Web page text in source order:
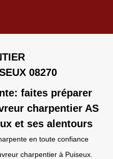
08270
faites préparer
charpentier AS
et ses alentours
en toute confiance
charpentier à Puiseux.